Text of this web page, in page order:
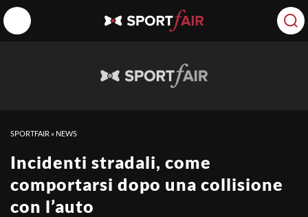
SPORTFAIR » NEWS
Incidenti stradali, come
comportarsi dopo una collisione
con l’auto